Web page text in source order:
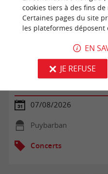
Opéra de Barie : Offenbach
07/08/2026
Puybarban
Concerts
cookies tiers à des fins de
Certaines pages du site
les plateformes déposent
EN
JE REFUSE